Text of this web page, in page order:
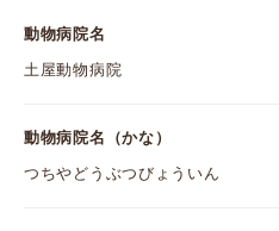
動物病院名
土屋動物病院
動物病院名（かな）
つちやどうぶつびょういん